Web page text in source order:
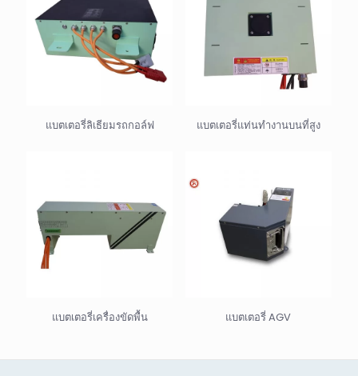
แบตเตอรี่ลิเธียมรถกอล์ฟ แบตเตอรี่แท่นทำงานบนที่สูง
แบตเตอรี่เครื่องขัดพื้น แบตเตอรี่ AGV